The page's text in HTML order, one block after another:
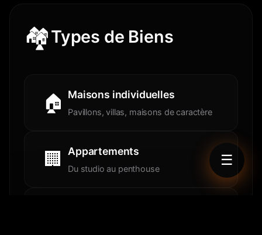
🏘️Types de Biens
🏠 Maisons individuelles
Pavillons, villas, maisons de caractère
🏢 Appartements
Du studio au penthouse
☰